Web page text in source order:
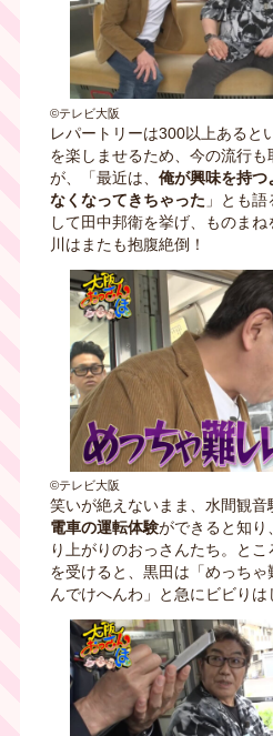
©テレビ大阪
レパートリーは300以上あると
を楽しませるため、今の流行
が、「最近は、 俺が興味を持つ
なくなってきちゃった 」とも語
して田中邦衛を挙げ、ものま
川はまたも抱腹絶倒！
©テレビ大阪
笑いが絶えないまま、水間観
電車の運転体験ができると知り
り上がりのおっさんたち。と
を受けると、黒田は「めっち
んでけへんわ」と急にビビりは